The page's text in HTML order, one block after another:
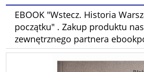
EBOOK "Wstecz. Historia
początku" . Zakup produktu
zewnętrznego partnera